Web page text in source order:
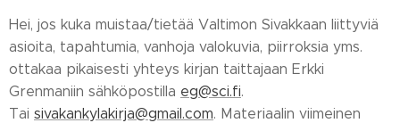
Hei, jos kuka muistaa/tietää Valtimon Sivakkaan liittyviä
asioita, tapahtumia, vanhoja valokuvia, piirroksia yms.
ottakaa pikaisesti yhteys kirjan taittajaan Erkki
Grenmaniin sähköpostilla eg@sci.fi.
Tai sivakankylakirja@gmail.com. Materiaalin viimeinen